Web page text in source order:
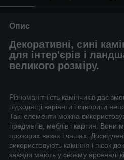
Опис
Декоративні, сині
для інтер'єрів і
великого розміру.
Різноманітність камінчиків дає
підходящі варіанти і створити
Такі елементи можна
предметів, меблів і картин. Вони
прозорих вазах і чашах.
використовують каміння і пісок
завжди мають у своєму арсеналі